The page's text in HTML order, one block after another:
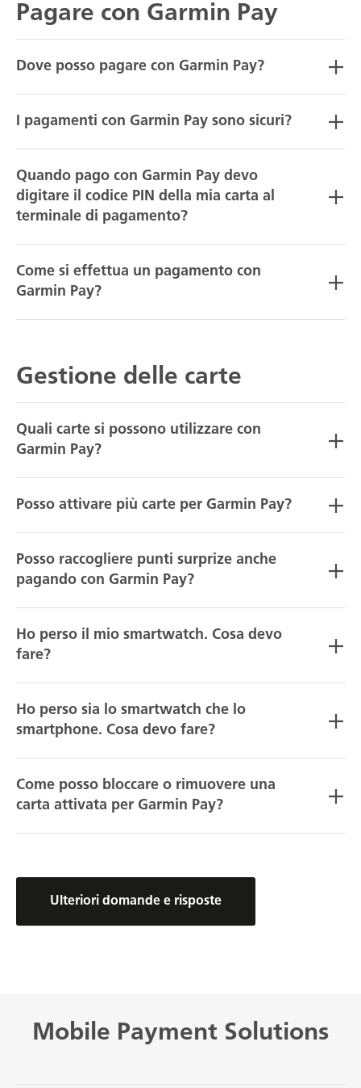
Pagare con Garmin Pay
Dove posso pagare con Garmin Pay?
I pagamenti con Garmin Pay sono sicuri?
Quando pago con Garmin Pay devo
digitare il codice PIN della mia carta al
terminale di pagamento?
Come si effettua un pagamento con
Garmin Pay?
Gestione delle carte
Quali carte si possono utilizzare con
Garmin Pay?
Posso attivare più carte per Garmin Pay?
Posso raccogliere punti surprize anche
pagando con Garmin Pay?
Ho perso il mio smartwatch. Cosa devo
fare?
Ho perso sia lo smartwatch che lo
smartphone. Cosa devo fare?
Come posso bloccare o rimuovere una
carta attivata per Garmin Pay?
Ulteriori domande e risposte
Mobile Payment Solutions